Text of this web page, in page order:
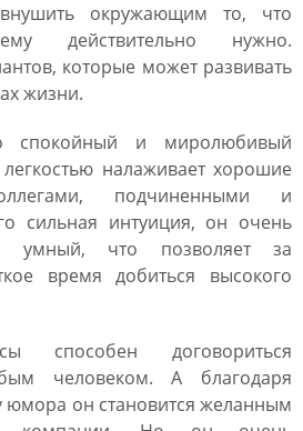
внушить окружающим то, что
ему действительно нужно.
которые может развивать
жизни.
спокойный и миролюбивый
налаживает хорошие
подчиненными и
сильная интуиция, он очень
умный, что позволяет за
время добиться высокого
способен договориться
человеком. А благодаря
юмора он становится желанным